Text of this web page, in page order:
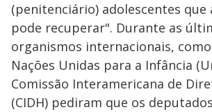
(penitenciário) adolescentes que
pode recuperar". Durante as
organismos internacionais,
Nações Unidas para a Infância
Comissão Interamericana de
(CIDH) pediram que os